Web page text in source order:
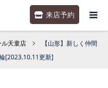
来店予約
天童店
【山形】新しく仲間
[2023.10.11更新]